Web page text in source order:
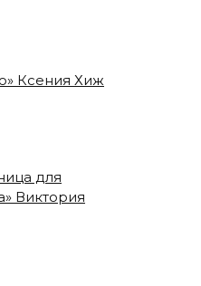
Ксения Хиж
для
Виктория